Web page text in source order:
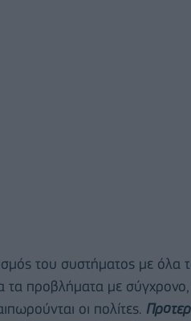
του συστήματος με
τα προβλήματα με
οι πολίτες.